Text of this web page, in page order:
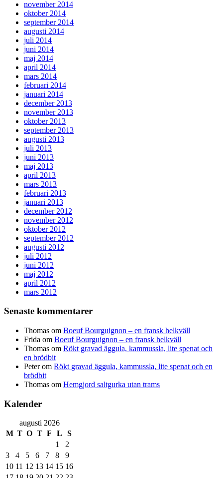
november 2014
oktober 2014
september 2014
augusti 2014
juli 2014
juni 2014
maj 2014
april 2014
mars 2014
februari 2014
januari 2014
december 2013
november 2013
oktober 2013
september 2013
augusti 2013
juli 2013
juni 2013
maj 2013
april 2013
mars 2013
februari 2013
januari 2013
december 2012
november 2012
oktober 2012
september 2012
augusti 2012
juli 2012
juni 2012
maj 2012
april 2012
mars 2012
Senaste kommentarer
Thomas om Boeuf Bourguignon – en fransk helkväll
Frida om Boeuf Bourguignon – en fransk helkväll
Thomas om Rökt gravad äggula, kammussla, lite spenat och
en brödbit
Peterom Rökt gravad äggula, kammussla, lite spenat och en
brödbit
Thomas om Hemgjord saltgurka utan trams
Kalender
augusti 2026
M T O T F L
S
1
2
3
4 5 6 7 8
9
10 11 12 13 14 15 16